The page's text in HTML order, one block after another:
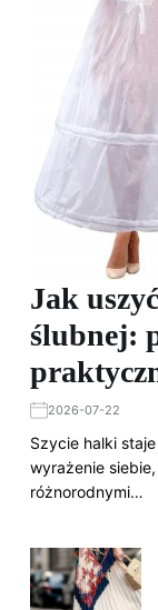
Jak
ślubnej:
2026-07-22
Szycie halki
wyrażenie
różnorodnymi…